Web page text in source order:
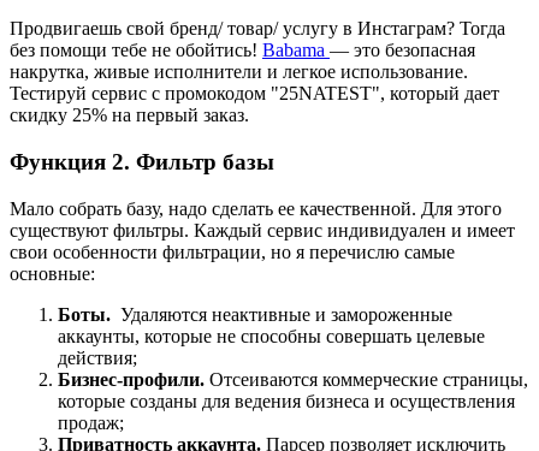
Продвигаешь свой бренд/ товар/ услугу в Инстаграм? Тогда
без помощи тебе не обойтись! Babama — это безопасная
накрутка, живые исполнители и легкое использование.
Тестируй сервис с промокодом "25NATEST", который дает
скидку 25% на первый заказ.
Функция 2. Фильтр базы
Мало собрать базу, надо сделать ее качественной. Для этого
существуют фильтры. Каждый сервис индивидуален и имеет
свои особенности фильтрации, но я перечислю самые
основные:
Боты. Удаляются неактивные и замороженные
аккаунты, которые не способны совершать целевые
действия;
Бизнес-профили. Отсеиваются коммерческие страницы,
которые созданы для ведения бизнеса и осуществления
продаж;
Приватность аккаунта. Парсер позволяет исключить